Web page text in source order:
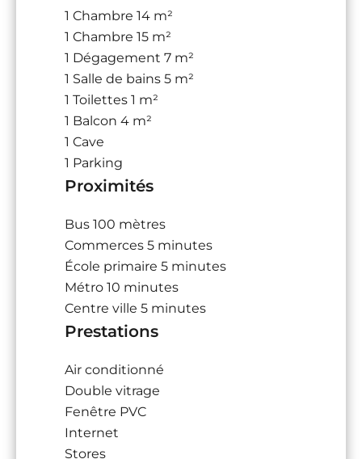
1 Chambre 14 m²
1 Chambre 15 m²
1 Dégagement 7 m²
1 Salle de bains 5 m²
1 Toilettes 1 m²
1 Balcon 4 m²
1 Cave
1 Parking
Proximités
Bus 100 mètres
Commerces 5 minutes
École primaire 5 minutes
Métro 10 minutes
Centre ville 5 minutes
Prestations
Air conditionné
Double vitrage
Fenêtre PVC
Internet
Stores